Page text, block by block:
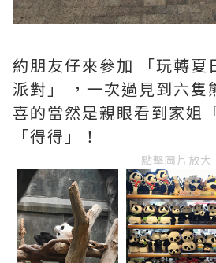
約朋友仔來參加 「玩轉夏
派對」 ，一次過見到六隻
喜的當然是親眼看到家姐
「得得」！
點擊圖片放大